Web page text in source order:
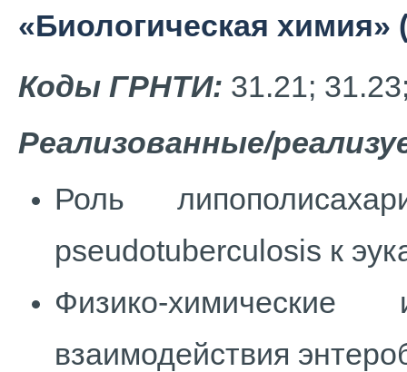
«Биологическая химия»
Коды ГРНТИ: 31.21;
Реализованные/
Роль
pseudotuberculosis к
Физико-
взаимодействия